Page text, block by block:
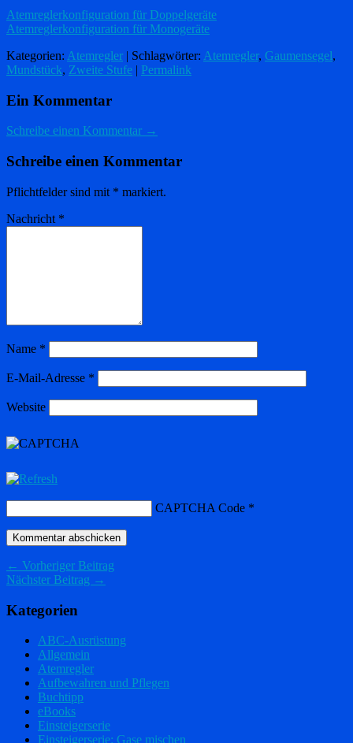
Atemreglerkonfiguration für Doppelgeräte
Atemreglerkonfiguration für Monogeräte
Kategorien: Atemregler | Schlagwörter: Atemregler, Gaumensegel,
Mundstück, Zweite Stufe | Permalink
Ein Kommentar
Schreibe einen Kommentar →
Schreibe einen Kommentar
Pflichtfelder sind mit * markiert.
Nachricht *
Name *
E-Mail-Adresse *
Website
CAPTCHA Code *
← Vorheriger Beitrag
Nächster Beitrag →
Kategorien
ABC-Ausrüstung
Allgemein
Atemregler
Aufbewahren und Pflegen
Buchtipp
eBooks
Einsteigerserie
Einsteigerserie: Gase mischen